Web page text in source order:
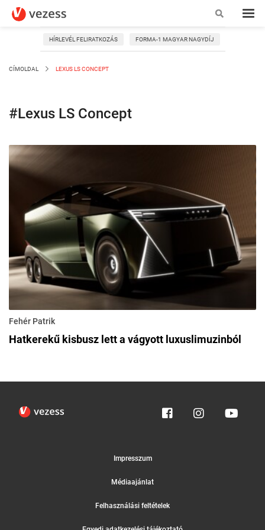
HÍRLEVÉL FELIRATKOZÁS FORMA-1 MAGYAR NAGYDÍJ
CÍMOLDAL LEXUS LS CONCEPT
#Lexus LS Concept
Fehér Patrik
Hatkerekű kisbusz lett a vágyott luxuslimuzinból
Impresszum
Médiaajánlat
Felhasználási feltételek